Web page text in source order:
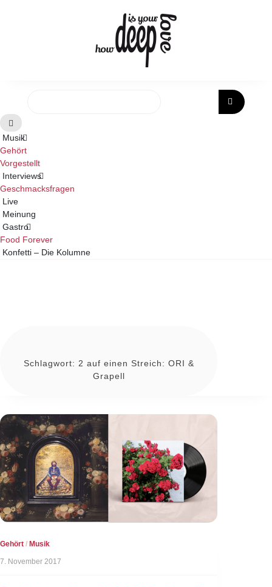
Musik
Gehört
Vorgestellt
Interviews
Geschmacksfragen
Live
Meinung
Gastro
Food Forever
Konfetti – Die Kolumne
Schlagwort: 2 auf einen Streich: ORI &
Grapell
Gehört / Musik
7. November 2017